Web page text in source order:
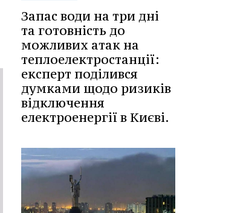
Запас води на три дні
та готовність до
можливих атак на
теплоелектростанції:
експерт поділився
думками щодо ризиків
відключення
електроенергії в Києві.